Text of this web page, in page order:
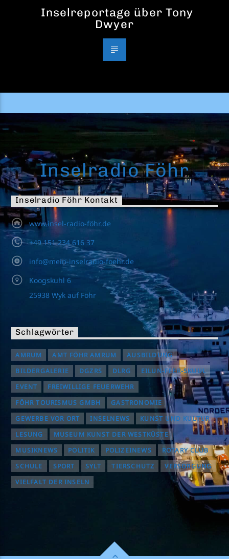
Inselreportage über Tony
Dwyer
Inselradio Föhr
Inselradio Föhr Kontakt
www.insel-radio-föhr.de
+49 151 234 616 37
info@mein-inselradio-foehr.de
Koogskuhl 6
25938 Wyk auf Föhr
Schlagwörter
AMRUM AMT FÖHR AMRUM
AUSBILDUNG
BILDERGALERIE
DGZRS DLRG
EILUN-FEER-SKUUL
EVENT
FREIWILLIGE FEUERWEHR
FÖHR TOURISMUS GMBH
GASTRONOMIE
GEWERBE VOR ORT
INSELNEWS
KUNST UND KULTUR
LESUNG
MUSEUM KUNST DER WESTKÜSTE
MUSIKNEWS
POLITIK POLIZEINEWS
ROTARY CLUB
SCHULE
SPORT SYLT TIERSCHUTZ
VERSORGUNG
VIELFALT DER INSELN